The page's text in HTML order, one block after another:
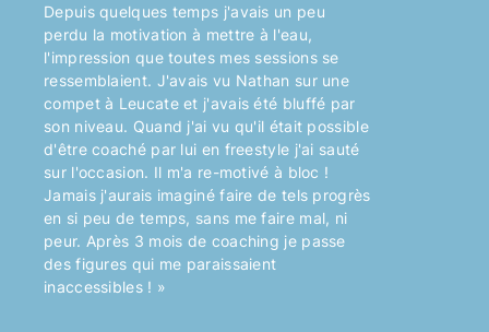
Depuis quelques temps j'avais un peu
perdu la motivation à mettre à l'eau,
l'impression que toutes mes sessions se
ressemblaient. J'avais vu Nathan sur une
compet à Leucate et j'avais été bluffé par
son niveau. Quand j'ai vu qu'il était possible
d'être coaché par lui en freestyle j'ai sauté
sur l'occasion. Il m'a re-motivé à bloc !
Jamais j'aurais imaginé faire de tels progrès
en si peu de temps, sans me faire mal, ni
peur. Après 3 mois de coaching je passe
des figures qui me paraissaient
inaccessibles ! »